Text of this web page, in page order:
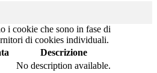
i cookie che sono in fase di
di cookies individuali.
Descrizione
No description available.